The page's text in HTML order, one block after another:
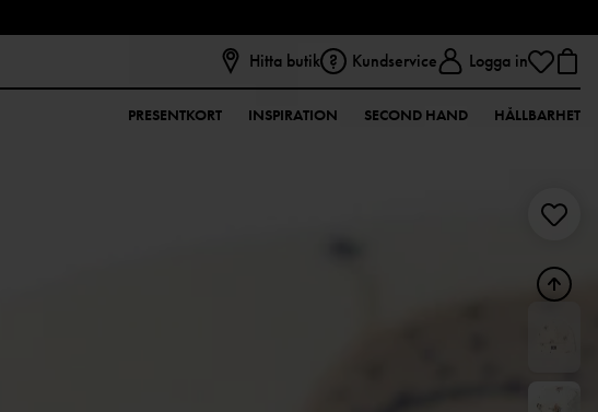
Hitta butik Kundservice Logga in
PRESENTKORT INSPIRATION SECOND HAND HÅLLBARHET